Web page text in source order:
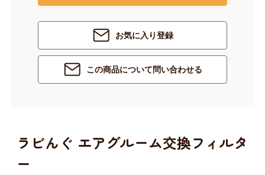
お気に入り登録
この商品について問い合わせる
ラビんぐ エアグルーム交換フィルタ
ー